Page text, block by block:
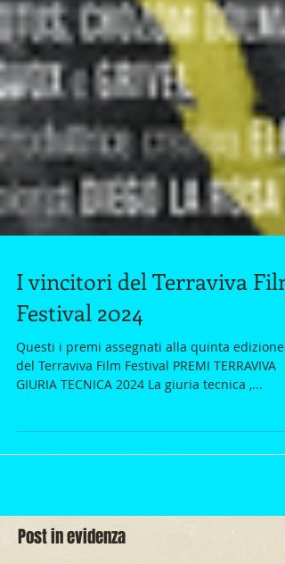
I vincitori del Terraviva Film
Festival 2024
Questi i premi assegnati alla quinta edizione
GIURIA TECNICA 2024 La giuria tecnica ,...